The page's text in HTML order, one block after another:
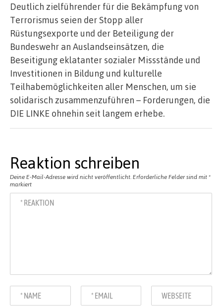
Deutlich zielführender für die Bekämpfung von
Terrorismus seien der Stopp aller
Rüstungsexporte und der Beteiligung der
Bundeswehr an Auslandseinsätzen, die
Beseitigung eklatanter sozialer Missstände und
Investitionen in Bildung und kulturelle
Teilhabemöglichkeiten aller Menschen, um sie
solidarisch zusammenzuführen – Forderungen, die
DIE LINKE ohnehin seit langem erhebe.
Reaktion schreiben
Deine E-Mail-Adresse wird nicht veröffentlicht. Erforderliche Felder sind mit *
markiert